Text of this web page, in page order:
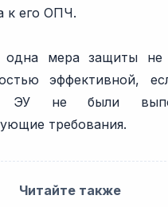
к его ОПЧ.
мера защиты не
эффективной,
ЭУ не были
требования.
Читайте также